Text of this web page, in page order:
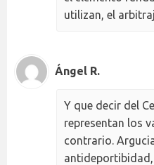
utilizan, el
Ángel R.
Y que decir del
representan los
contrario.